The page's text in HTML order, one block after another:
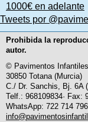
1000€ en adelante
Tweets por
Prohibida la
autor.
© Pavimentos
30850 Totana (Murcia)
C./ Dr. Sanchis, Bj. 6A
Telf.: 968109834· Fax:
WhatsApp: 722 714 796